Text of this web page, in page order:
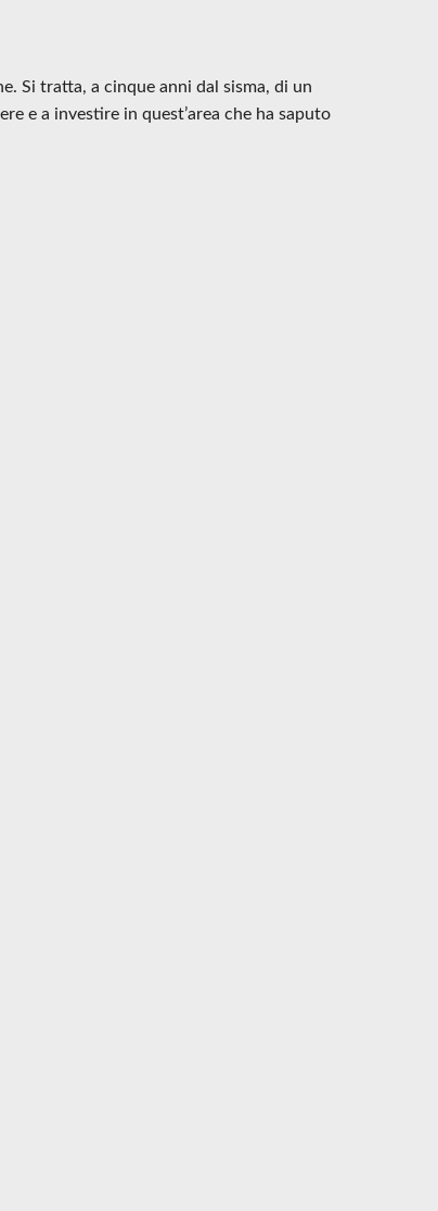
Si tratta, a cinque anni dal sisma, di un
e a investire in quest’area che ha saputo